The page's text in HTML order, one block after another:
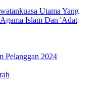
Utama Yang
Islam Dan 'Adat
Pelanggan 2024